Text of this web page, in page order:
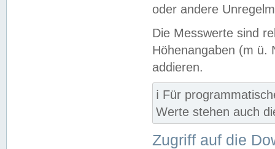
oder andere
Die Messwerte sind
Höhenangaben (m ü.
addieren.
ℹ️ Für
Werte stehen auch
Zugriff auf die